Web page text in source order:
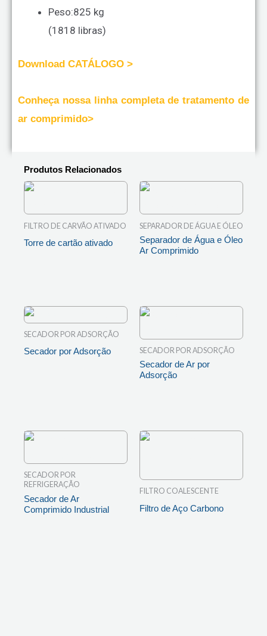
Peso:825 kg
(1818 libras)
Download CATÁLOGO >
Conheça nossa linha completa de tratamento de
ar comprimido>
Produtos Relacionados
FILTRO DE CARVÃO ATIVADO
Torre de cartão ativado
SEPARADOR DE ÁGUA E ÓLEO
Separador de Água e Óleo
Ar Comprimido
SECADOR POR ADSORÇÃO
Secador por Adsorção SECADOR POR ADSORÇÃO
Secador de Ar por
Adsorção
SECADOR POR
REFRIGERAÇÃO
Secador de Ar
Comprimido Industrial
FILTRO COALESCENTE
Filtro de Aço Carbono